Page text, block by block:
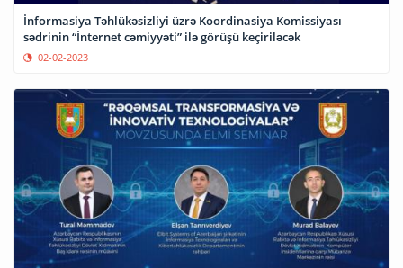
İnformasiya Təhlükəsizliyi üzrə Koordinasiya Komissiyası
sədrinin “İnternet cəmiyyəti” ilə görüşü keçiriləcək
02-02-2023